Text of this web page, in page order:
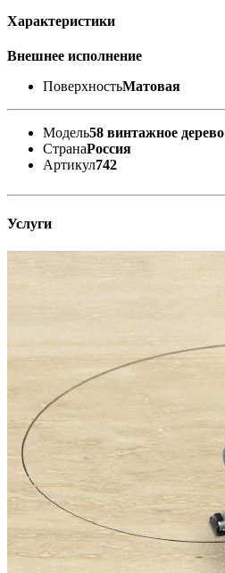
Характеристики
Внешнее исполнение
ПоверхностьМатовая
Модель58 винтажное дерево
СтранаРоссия
Артикул742
Услуги